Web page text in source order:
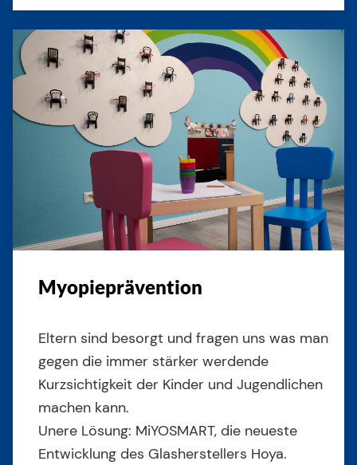
Myopieprävention
Eltern sind besorgt und fragen uns was man
gegen die immer stärker werdende
Kurzsichtigkeit der Kinder und Jugendlichen
machen kann.
Unere Lösung: MiYOSMART, die neueste
Entwicklung des Glasherstellers Hoya.